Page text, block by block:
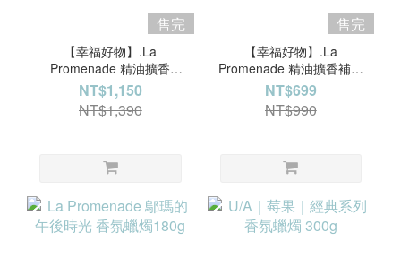
售完
【幸福好物】.La
Promenade 精油擴香
200ml
NT$1,150
NT$1,390
售完
【幸福好物】.La
Promenade 精油擴香補充
瓶200ml
NT$699
NT$990